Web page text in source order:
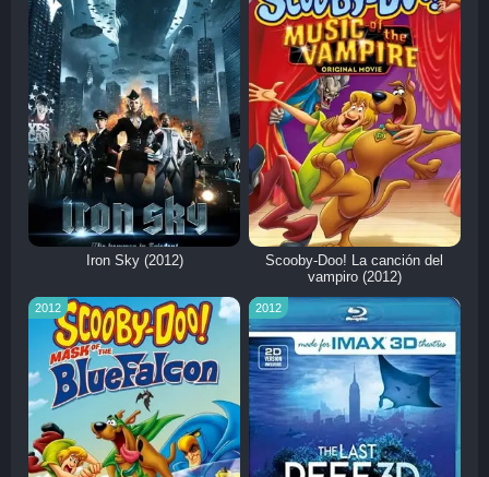
Iron Sky (2012)
Scooby-Doo! La canción del
vampiro (2012)
2012 2012